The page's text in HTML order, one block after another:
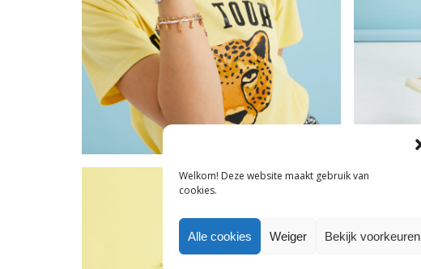
Welkom! Deze website maakt gebruik van
cookies.
Alle cookies Weiger Bekijk voorkeuren